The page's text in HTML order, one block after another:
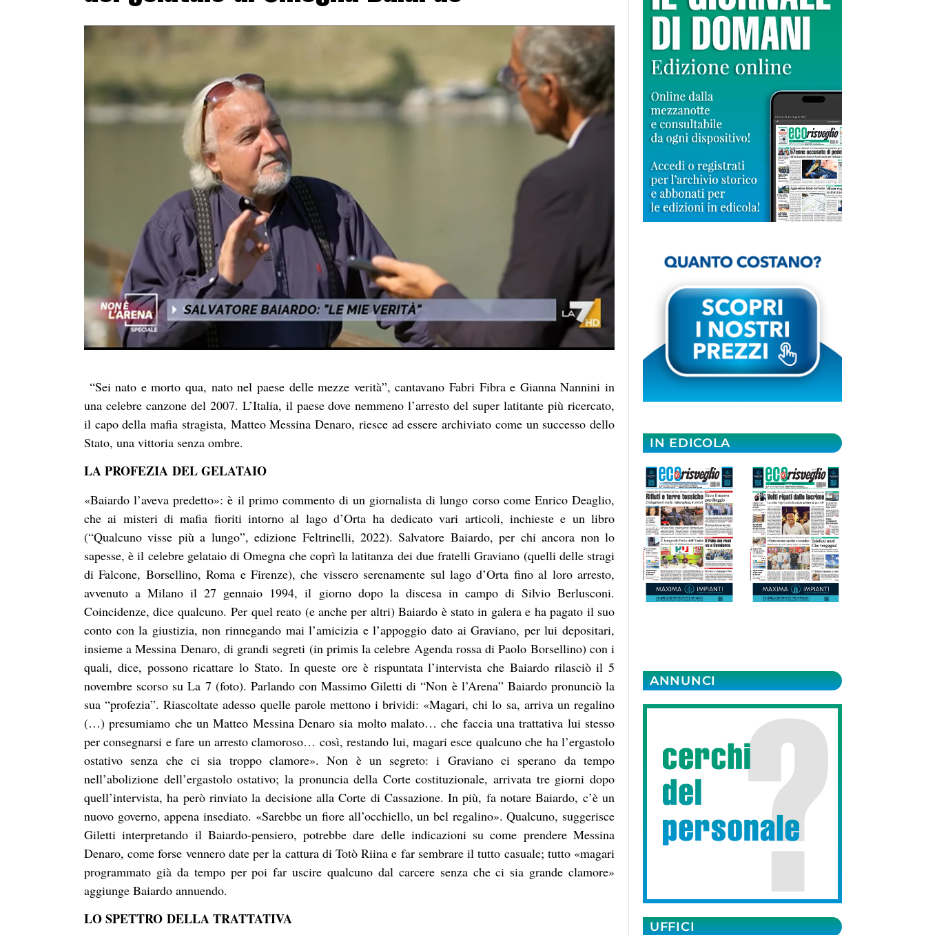
“Sei nato e morto qua, nato nel paese delle mezze verità”, cantavano Fabri Fibra e Gianna Nannini in
una celebre canzone del 2007. L’Italia, il paese dove nemmeno l’arresto del super latitante più ricercato,
il capo della mafia stragista, Matteo Messina Denaro, riesce ad essere archiviato come un successo dello
Stato, una vittoria senza ombre.
LA PROFEZIA DEL GELATAIO
«Baiardo l’aveva predetto»: è il primo commento di un giornalista di lungo corso come Enrico Deaglio,
che ai misteri di mafia fioriti intorno al lago d’Orta ha dedicato vari articoli, inchieste e un libro
(“Qualcuno visse più a lungo”, edizione Feltrinelli, 2022). Salvatore Baiardo, per chi ancora non lo
sapesse, è il celebre gelataio di Omegna che coprì la latitanza dei due fratelli Graviano (quelli delle stragi
di Falcone, Borsellino, Roma e Firenze), che vissero serenamente sul lago d’Orta fino al loro arresto,
avvenuto a Milano il 27 gennaio 1994, il giorno dopo la discesa in campo di Silvio Berlusconi.
Coincidenze, dice qualcuno. Per quel reato (e anche per altri) Baiardo è stato in galera e ha pagato il suo
conto con la giustizia, non rinnegando mai l’amicizia e l’appoggio dato ai Graviano, per lui depositari,
insieme a Messina Denaro, di grandi segreti (in primis la celebre Agenda rossa di Paolo Borsellino) con i
quali, dice, possono ricattare lo Stato. In queste ore è rispuntata l’intervista che Baiardo rilasciò il 5
novembre scorso su La 7 (foto). Parlando con Massimo Giletti di “Non è l’Arena” Baiardo pronunciò la
sua “profezia”. Riascoltate adesso quelle parole mettono i brividi: «Magari, chi lo sa, arriva un regalino
(…) presumiamo che un Matteo Messina Denaro sia molto malato… che faccia una trattativa lui stesso
per consegnarsi e fare un arresto clamoroso… così, restando lui, magari esce qualcuno che ha l’ergastolo
ostativo senza che ci sia troppo clamore». Non è un segreto: i Graviano ci sperano da tempo
nell’abolizione dell’ergastolo ostativo; la pronuncia della Corte costituzionale, arrivata tre giorni dopo
quell’intervista, ha però rinviato la decisione alla Corte di Cassazione. In più, fa notare Baiardo, c’è un
nuovo governo, appena insediato. «Sarebbe un fiore all’occhiello, un bel regalino». Qualcuno, suggerisce
Giletti interpretando il Baiardo-pensiero, potrebbe dare delle indicazioni su come prendere Messina
Denaro, come forse vennero date per la cattura di Totò Riina e far sembrare il tutto casuale; tutto «magari
programmato già da tempo per poi far uscire qualcuno dal carcere senza che ci sia grande clamore»
aggiunge Baiardo annuendo.
LO SPETTRO DELLA TRATTATIVA
IN EDICOLA
ANNUNCI
UFFICI